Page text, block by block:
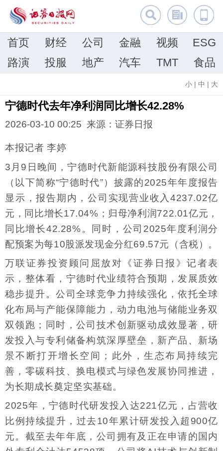
首页 财经 公司 金融 视频
ESG
路演
投服 地产 汽车 TMT 食品
小 | 中 | 大
​宁德时代去年净利润同比增长42.28%
2026-03-10 00:25 来源：证券日报
本报记者 李婷
3月9日晚间，宁德时代新能源科技股份有限公司
（以下简称“宁德时代”）披露的2025年年度报告
显示，报告期内，公司实现营业收入4237.02亿
元，同比增长17.04%；归母净利润722.01亿元，
同比增长42.28%。同时，公司2025年度利润分
配预案为每10股派发现金分红69.57元（含税）。
万联证券投资顾问屈放对《证券日报》记者表
示，整体看，宁德时代业绩符合预期，发展质效
稳步提升。公司全球竞争力持续强化，依托全球
化布局与产能保障能力，动力电池与储能业务双
双领跑；同时，公司技术创新驱动成效显著，研
发投入与专利储备构筑深厚壁垒，新产品、新场
景不断打开增长空间；此外，生态布局持续完
善，零碳科技、换电模式与绿色发展协同推进，
为长期成长奠定坚实基础。
2025年，宁德时代研发投入达221亿元，占营收
比例持续提升，过去10年累计研发投入超900亿
元。截至去年年底，公司拥有及正在申请的国内